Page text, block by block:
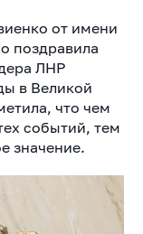
от имени
поздравила
ЛНР
в Великой
что чем
событий, тем
значение.